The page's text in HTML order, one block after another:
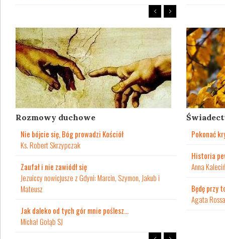
Rozmowy duchowe
Nie bójcie się, Bóg prowadzi Kościół
Ks. Robert Skrzypczak
Zaufał i nie zawiódł się
Jezuiccy nowicjusze z Gdyni: Marcin, Szymon, Jakub i
Mateusz
Jak daleko od tych gór mnie poślesz…
Michał Gołąb SJ
Pokonać
Historia
Anna
Będę przy
Agata Rossa